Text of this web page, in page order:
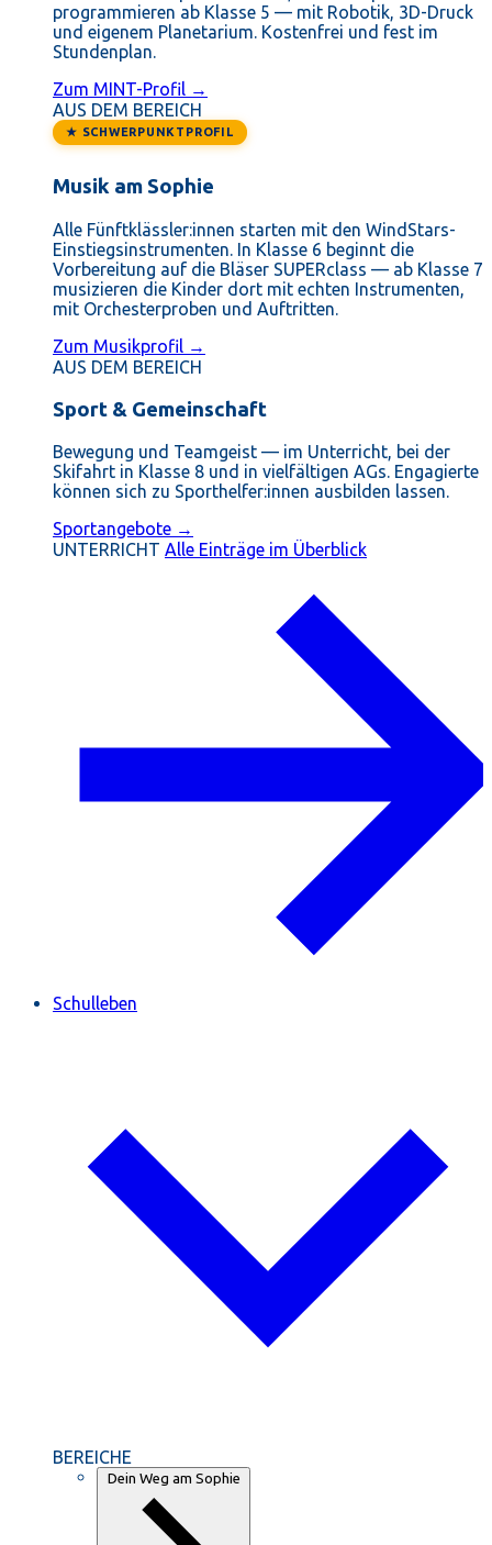
programmieren ab Klasse 5 — mit Robotik, 3D-Druck
und eigenem Planetarium. Kostenfrei und fest im
Stundenplan.
Zum MINT-Profil →
AUS DEM BEREICH
★ SCHWERPUNKTPROFIL
Musik am Sophie
Alle Fünftklässler:innen starten mit den WindStars-
Einstiegsinstrumenten. In Klasse 6 beginnt die
Vorbereitung auf die Bläser SUPERclass — ab Klasse 7
musizieren die Kinder dort mit echten Instrumenten,
mit Orchesterproben und Auftritten.
Zum Musikprofil →
AUS DEM BEREICH
Sport & Gemeinschaft
Bewegung und Teamgeist — im Unterricht, bei der
Skifahrt in Klasse 8 und in vielfältigen AGs. Engagierte
können sich zu Sporthelfer:innen ausbilden lassen.
Sportangebote →
UNTERRICHT Alle Einträge im Überblick
Schulleben
BEREICHE
Dein Weg am Sophie